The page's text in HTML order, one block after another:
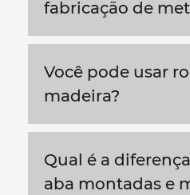
fabricação de
Você pode usar
madeira?
Qual é a
aba montadas e